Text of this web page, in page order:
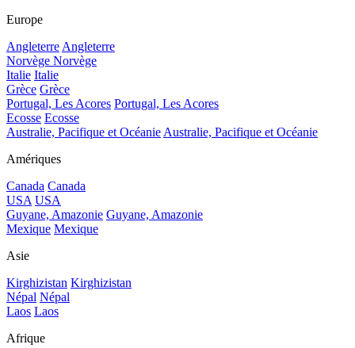
Europe
Angleterre Angleterre
Norvège Norvège
Italie Italie
Grèce Grèce
Portugal, Les Acores Portugal, Les Acores
Ecosse Ecosse
Australie, Pacifique et Océanie Australie, Pacifique et Océanie
Amériques
Canada Canada
USA USA
Guyane, Amazonie Guyane, Amazonie
Mexique Mexique
Asie
Kirghizistan Kirghizistan
Népal Népal
Laos Laos
Afrique